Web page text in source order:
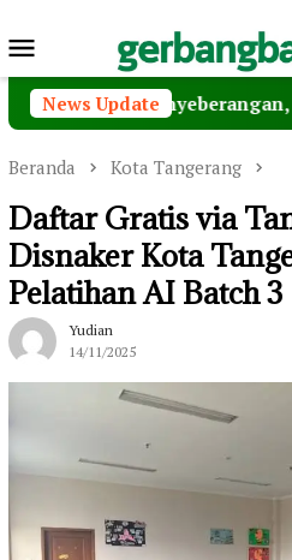
ke
Menu
Mobile
News Update
Penyeberangan, Jasa
Beranda Kota Tangerang
Daftar Gratis via
Disnaker Kota
Pelatihan AI Batch 3
Yudian
14/11/2025